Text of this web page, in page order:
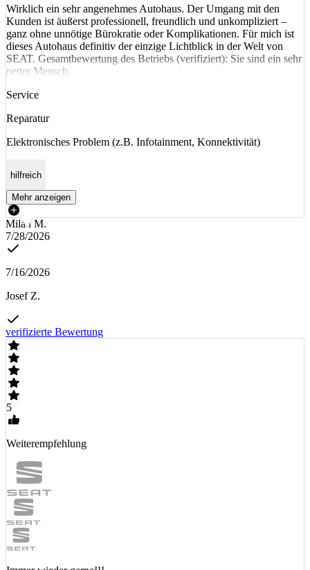
Wirklich ein sehr angenehmes Autohaus. Der Umgang mit den
Kunden ist äußerst professionell, freundlich und unkompliziert –
ganz ohne unnötige Bürokratie oder Komplikationen. Für mich ist
dieses Autohaus definitiv der einzige Lichtblick in der Welt von
SEAT. Gesamtbewertung des Betriebs (verifiziert): Sie sind ein sehr
netter Mensch.
Service
Reparatur
Elektronisches Problem (z.B. Infotainment, Konnektivität)
hilfreich
Mehr anzeigen
Milan M.
7/28/2026
7/16/2026
Josef Z.
verifizierte Bewertung
5
Weiterempfehlung